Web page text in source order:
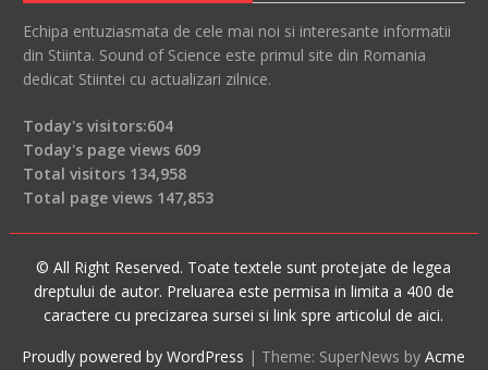
Echipa entuziasmata de cele mai noi si interesante informatii
din Stiinta. Sound of Science este primul site din Romania
dedicat Stiintei cu actualizari zilnice.
Today's visitors:604
Today's page views 609
Total visitors 134,958
Total page views 147,853
© All Right Reserved. Toate textele sunt protejate de legea
dreptului de autor. Preluarea este permisa in limita a 400 de
caractere cu precizarea sursei si link spre articolul de aici.
Proudly powered by WordPress | Theme: SuperNews byAcme